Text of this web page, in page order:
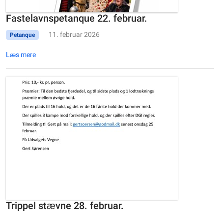
Fastelavnspetanque 22. februar.
Petanque 11. februar 2026
Læs mere
Trippel stævne 28. februar.